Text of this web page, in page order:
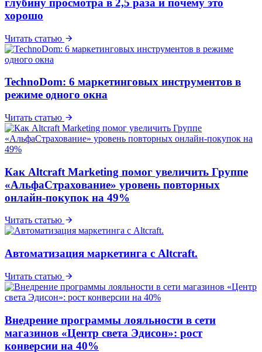
глубину просмотра в 2,5 раза и почему это
хорошо
Читать статью
TechnoDom: 6 маркетинговых инструментов в
режиме одного окна
Читать статью
Как Altcraft Marketing помог увеличить Группе
«АльфаСтрахование» уровень повторных
онлайн-покупок на 49%
Читать статью
Автоматизация маркетинга с Altcraft.
Читать статью
Внедрение программы лояльности в сети
магазинов «Центр света Эдисон»: рост
конверсии на 40%